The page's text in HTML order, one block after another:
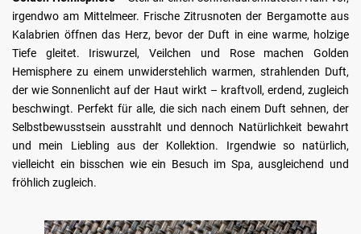
irgendwo am Mittelmeer. Frische Zitrusnoten der Bergamotte aus
Kalabrien öffnen das Herz, bevor der Duft in eine warme, holzige
Tiefe gleitet. Iriswurzel, Veilchen und Rose machen Golden
Hemisphere zu einem unwiderstehlich warmen, strahlenden Duft,
der wie Sonnenlicht auf der Haut wirkt – kraftvoll, erdend, zugleich
beschwingt. Perfekt für alle, die sich nach einem Duft sehnen, der
Selbstbewusstsein ausstrahlt und dennoch Natürlichkeit bewahrt
und mein Liebling aus der Kollektion. Irgendwie so natürlich,
vielleicht ein bisschen wie ein Besuch im Spa, ausgleichend und
fröhlich zugleich.